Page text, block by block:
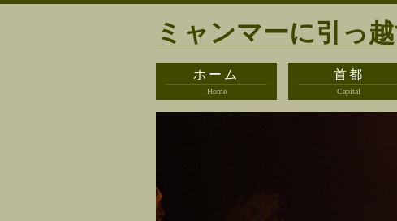
ミャンマーに引っ
ホーム
Home
首都
Capital